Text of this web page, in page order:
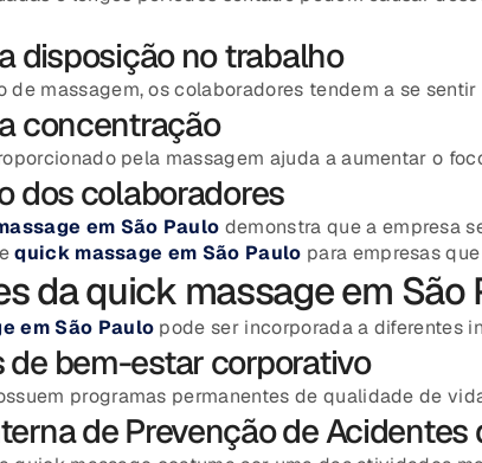
disposição no trabalho
de massagem, os colaboradores tendem a se
concentração
pela massagem ajuda a aumentar o
dos colaboradores
em São Paulo demonstra que a empresa
quick massage em São Paulo para empresas
da quick massage em
em São Paulo pode ser incorporada a diferentes
de bem-estar corporativo
programas permanentes de qualidade de
de Prevenção de Acidentes